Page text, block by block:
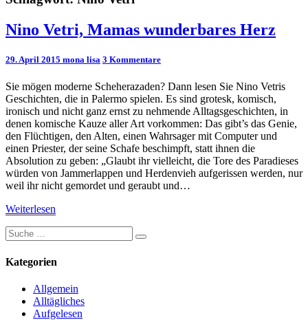
Nino
Vetri,
wunderbares
Nino Vetri, Mamas wunderbares Herz
29. April 2015 mona lisa Kommentare
3 Kommentare
Sie mögen moderne Scheherazaden? Dann lesen Sie Nino Vetris
Geschichten, die in Palermo spielen. Es sind grotesk, komisch,
ironisch und nicht ganz ernst zu nehmende Alltagsgeschichten, in
denen komische Kauze aller Art vorkommen: Das gibt’s das Genie,
den Flüchtigen, den Alten, einen Wahrsager mit Computer und
einen Priester, der seine Schafe beschimpft, statt ihnen die
Absolution zu geben: „Glaubt ihr vielleicht, die Tore des Paradieses
würden von Jammerlappen und Herdenvieh aufgerissen werden, nur
weil ihr nicht gemordet und geraubt und…
Weiterlesen
Suche
nach:
Suchen
Kategorien
Allgemein
Alltägliches
Aufgelesen